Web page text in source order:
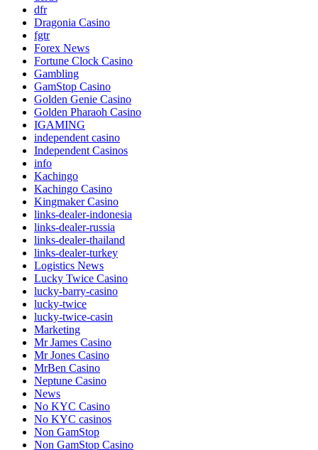
dfr
Dragonia Casino
fgtr
Forex News
Fortune Clock Casino
Gambling
GamStop Casino
Golden Genie Casino
Golden Pharaoh Casino
IGAMING
independent casino
Independent Casinos
info
Kachingo
Kachingo Casino
Kingmaker Casino
links-dealer-indonesia
links-dealer-russia
links-dealer-thailand
links-dealer-turkey
Logistics News
Lucky Twice Casino
lucky-barry-casino
lucky-twice
lucky-twice-casin
Marketing
Mr James Casino
Mr Jones Casino
MrBen Casino
Neptune Casino
News
No KYC Casino
No KYC casinos
Non GamStop
Non GamStop Casino